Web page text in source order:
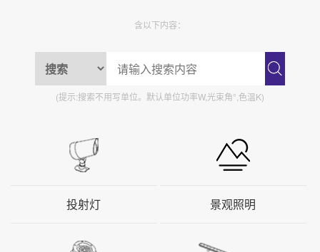
含以下内容：
(提示:搜索不用写单位。默认单位功率W,光束角°,色温K)
投射灯 景观照明